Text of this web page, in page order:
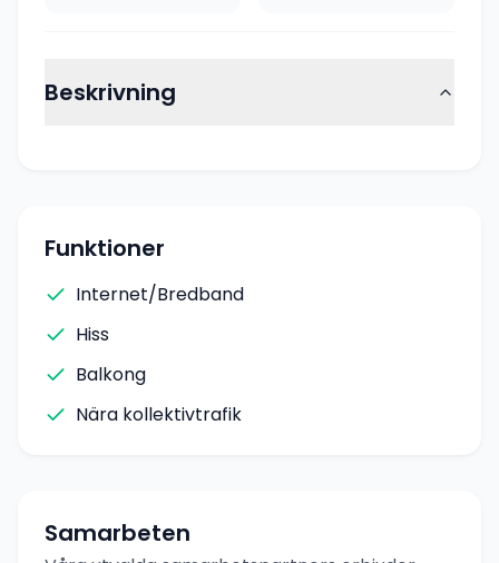
Beskrivning
Funktioner
Internet/Bredband
Hiss
Balkong
Nära kollektivtrafik
Samarbeten